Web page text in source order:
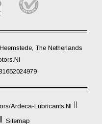
The Netherlands
Ardeca-Lubricants.nl
Sitemap